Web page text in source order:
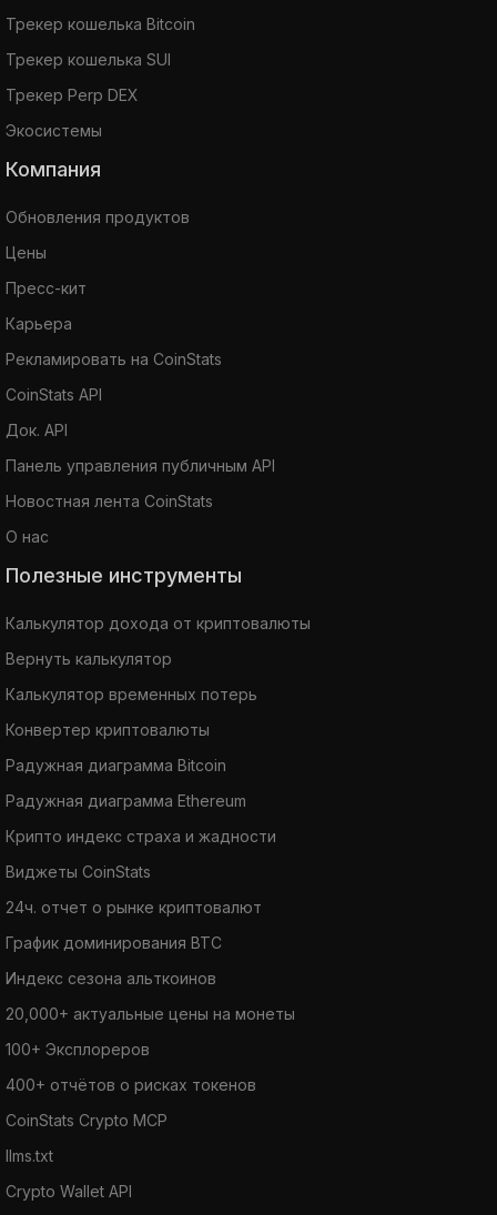
Трекер кошелька Bitcoin
Трекер кошелька SUI
Трекер Perp DEX
Экосистемы
Компания
Обновления продуктов
Цены
Пресс-кит
Карьера
Рекламировать на CoinStats
CoinStats API
Док. API
Панель управления публичным API
Новостная лента CoinStats
О нас
Полезные инструменты
Калькулятор дохода от криптовалюты
Вернуть калькулятор
Калькулятор временных потерь
Конвертер криптовалюты
Радужная диаграмма Bitcoin
Радужная диаграмма Ethereum
Крипто индекс страха и жадности
Виджеты CoinStats
24ч. отчет о рынке криптовалют
График доминирования BTC
Индекс сезона альткоинов
20,000+ актуальные цены на монеты
100+ Эксплореров
400+ отчётов о рисках токенов
CoinStats Crypto MCP
llms.txt
Crypto Wallet API